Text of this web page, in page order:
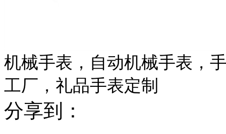
机械手表，自动机械手表，
工厂，礼品手表定制
分享到：